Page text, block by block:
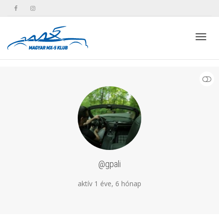
@gpali
aktív 1 éve, 6 hónap